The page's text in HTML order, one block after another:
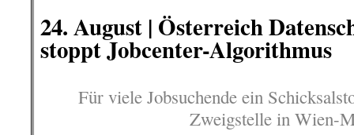
24.August | Österreich
stoppt Jobcenter-Algorithmus
Für viele Jobsuchende ein
Zweigstelle in Wien-